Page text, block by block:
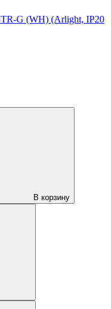
G (WH) (Arlight, IP20
В корзину